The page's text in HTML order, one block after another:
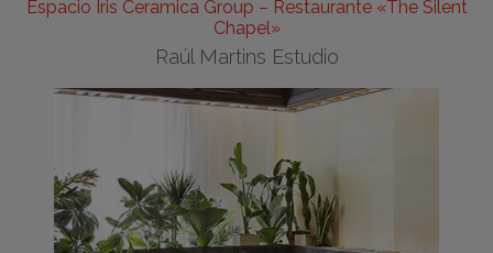
Espacio Iris Ceramica Group – Restaurante «The Silent
Chapel»
Raúl Martins Estudio